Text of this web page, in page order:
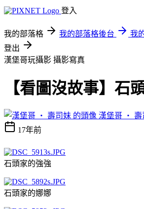
登入
我的部落格 我的部落格後台
我
登出
漢堡哥玩攝影 攝影寫真
【看圖沒故事】石
漢堡哥 ‧ 壽
17年前
石頭家的強強
石頭家的娜娜